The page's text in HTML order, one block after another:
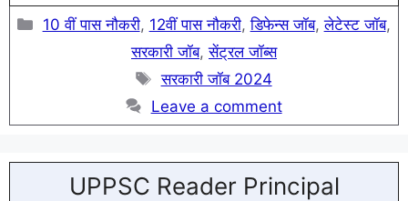
Categories
10 वीं पास नौकरी, 12वीं पास नौकरी,डिफेन्स जॉब,लेटेस्ट जॉब,
सरकारी जॉब,सेंट्रल जॉब्स
Tags
सरकारी जॉब 2024
Leave a comment
UPPSC Reader Principal